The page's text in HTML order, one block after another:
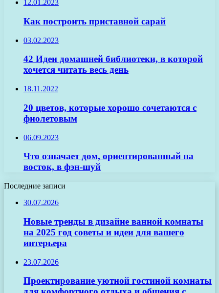
12.01.2023
Как построить приставной сарай
03.02.2023
42 Идеи домашней библиотеки, в которой
хочется читать весь день
18.11.2022
20 цветов, которые хорошо сочетаются с
фиолетовым
06.09.2023
Что означает дом, ориентированный на
восток, в фэн-шуй
Последние записи
30.07.2026
Новые тренды в дизайне ванной комнаты
на 2025 год советы и идеи для вашего
интерьера
23.07.2026
Проектирование уютной гостиной комнаты